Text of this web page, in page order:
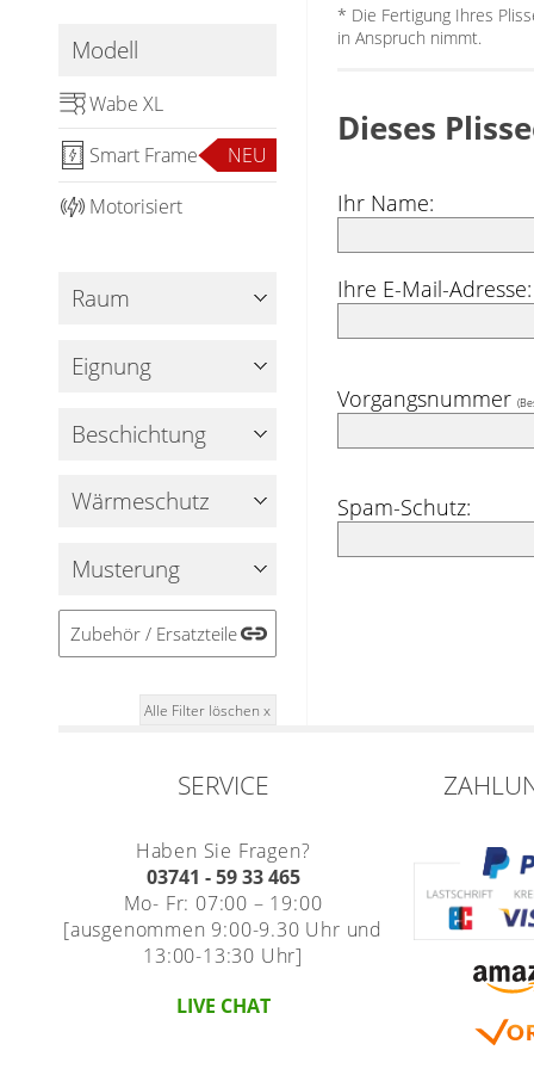
Panneaux
Modell
Wabe XL
Smart Frame
NEU
Motorisiert
Raum
Eignung
Beschichtung
Wärmeschutz
Musterung
Zubehör / Ersatzteile
Alle Filter löschen x
* Die Fertigung Ihres
in Anspruch nimmt.
Dieses
Ihr Name:
Ihre E-Mail-Adresse:
Vorgangsnummer
Spam-Schutz:
SERVICE
Haben Sie Fragen?
03741 - 59 33 465
Mo- Fr: 07:00 – 19:00
[ausgenommen 9:00-9.30 Uhr und
13:00-13:30 Uhr]
LIVE CHAT